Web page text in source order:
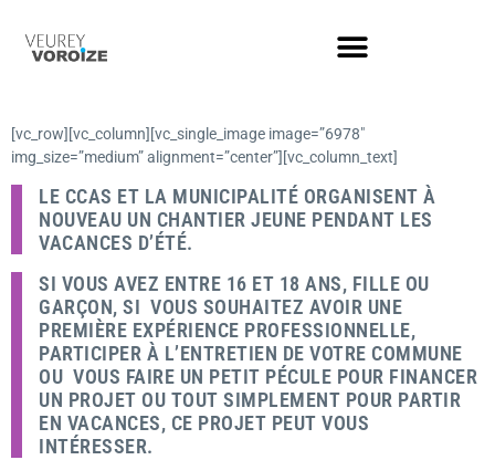
[vc_row][vc_column][vc_single_image image=”6978″
img_size=”medium” alignment=”center”][vc_column_text]
LE CCAS ET LA MUNICIPALITÉ ORGANISENT À
NOUVEAU UN CHANTIER JEUNE PENDANT LES
VACANCES D’ÉTÉ.
SI VOUS AVEZ ENTRE 16 ET 18 ANS, FILLE OU
GARÇON, SI VOUS SOUHAITEZ AVOIR UNE
PREMIÈRE EXPÉRIENCE PROFESSIONNELLE,
PARTICIPER À L’ENTRETIEN DE VOTRE COMMUNE
OU VOUS FAIRE UN PETIT PÉCULE POUR FINANCER
UN PROJET OU TOUT SIMPLEMENT POUR PARTIR
EN VACANCES, CE PROJET PEUT VOUS
INTÉRESSER.